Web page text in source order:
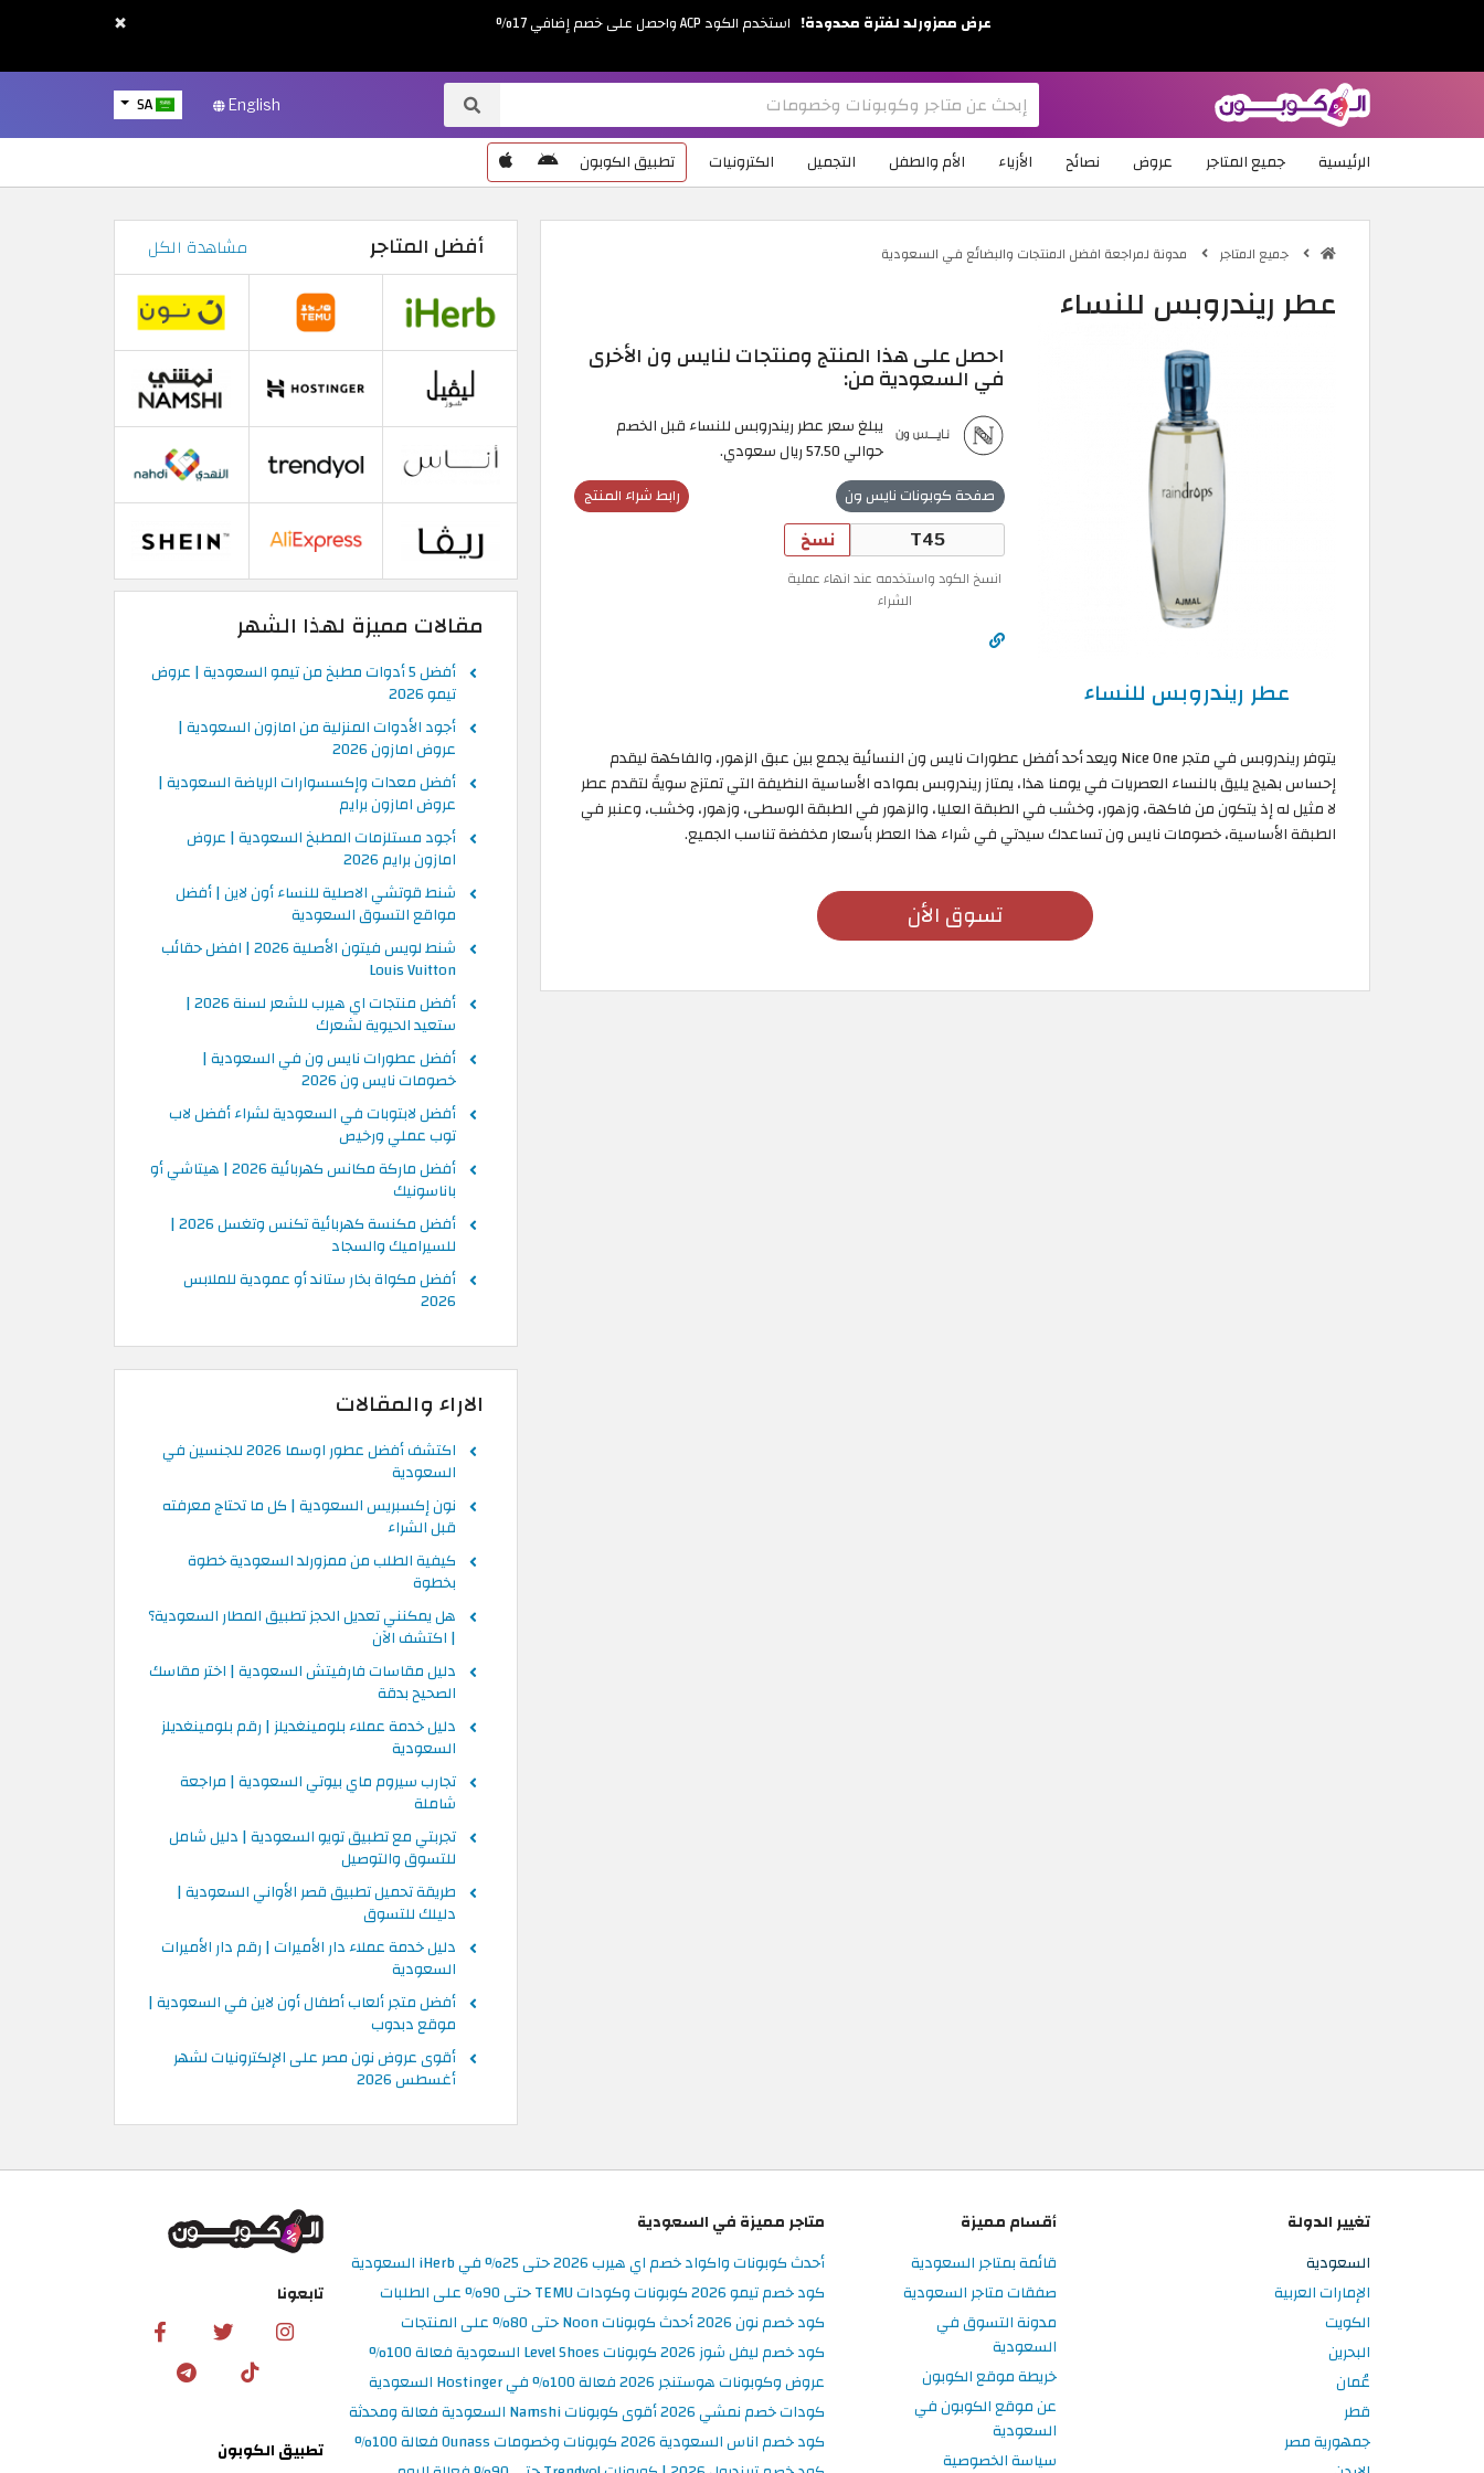
SA English
الرئيسية جميع المتاجر عروض نصائح الأزياء الأم والطفل التجميل الكترونيات تطبيق الكوبون
جميع المتاجر مدونة لمراجعة افضل المنتجات والبضائع في السعودية
عطر ريندروبس للنساء
عطر ريندروبس للنساء
احصل على هذا المنتج ومنتجات لنايس ون الأخرى
في السعودية من:
يبلغ سعر عطر ريندروبس للنساء قبل الخصم
حوالي 57.50 ريال سعودي.
رابط شراء المنتج صفحة كوبونات نايس ون
نسخ
انسخ الكود واستخدمه عند انهاء عملية
الشراء
يتوفر ريندروبس في متجر Nice One ويعد أحد أفضل عطورات نايس ون النسائية يجمع بين عبق الزهور، والفاكهة ليقدم
إحساس بهيج يليق بالنساء العصريات في يومنا هذا، يمتاز ريندروبس بمواده الأساسية النظيفة التي تمتزج سويةً لتقدم عطر
لا مثيل له إذ يتكون من فاكهة، وزهور، وخشب في الطبقة العليا، والزهور في الطبقة الوسطى، وزهور، وخشب، وعنبر في
الطبقة الأساسية، خصومات نايس ون تساعدك سيدتي في شراء هذا العطر بأسعار مخفضة تناسب الجميع.
تسوق الأن
أفضل المتاجر مشاهدة الكل
مقالات مميزة لهذا الشهر
أفضل 5 أدوات مطبخ من تيمو السعودية | عروض
تيمو 2026
أجود الأدوات المنزلية من امازون السعودية |
عروض امازون 2026
أفضل معدات وإكسسوارات الرياضة السعودية |
عروض امازون برايم
أجود مستلزمات المطبخ السعودية | عروض
امازون برايم 2026
شنط قوتشي الاصلية للنساء أون لاين | أفضل
مواقع التسوق السعودية
شنط لويس فيتون الأصلية 2026 | افضل حقائب
Louis Vuitton
أفضل منتجات اي هيرب للشعر لسنة 2026 |
ستعيد الحيوية لشعرك
أفضل عطورات نايس ون في السعودية |
خصومات نايس ون 2026
أفضل لابتوبات في السعودية لشراء أفضل لاب
توب عملي ورخيص
أفضل ماركة مكانس كهربائية 2026 | هيتاشي أو
باناسونيك
أفضل مكنسة كهربائية تكنس وتغسل 2026 |
للسيراميك والسجاد
أفضل مكواة بخار ستاند أو عمودية للملابس
2026
الاراء والمقالات
اكتشف أفضل عطور اوسما 2026 للجنسين في
السعودية
نون إكسبريس السعودية | كل ما تحتاج معرفته
قبل الشراء
كيفية الطلب من ممزورلد السعودية خطوة
بخطوة
هل يمكنني تعديل الحجز تطبيق المطار السعودية؟
| اكتشف الآن
دليل مقاسات فارفيتش السعودية | اختر مقاسك
الصحيح بدقة
دليل خدمة عملاء بلومينغديلز | رقم بلومينغديلز
السعودية
تجارب سيروم ماي بيوتي السعودية | مراجعة
شاملة
تجربتي مع تطبيق تويو السعودية | دليل شامل
للتسوق والتوصيل
طريقة تحميل تطبيق قصر الأواني السعودية |
دليلك للتسوق
دليل خدمة عملاء دار الأميرات | رقم دار الأميرات
السعودية
أفضل متجر ألعاب أطفال أون لاين في السعودية |
موقع دبدوب
أقوى عروض نون مصر على الإلكترونيات لشهر
أغسطس 2026
تغيير الدولة
السعودية
الإمارات العربية
الكويت
البحرين
عُمان
قطر
جمهورية مصر
أقسام مميزة
قائمة بمتاجر السعودية
صفقات متاجر السعودية
مدونة التسوق في
السعودية
خريطة موقع الكوبون
عن موقع الكوبون في
السعودية
سياسة الخصوصية
متاجر مميزة في السعودية
أحدث كوبونات واكواد خصم اي هيرب 2026 حتى 25% في iHerb السعودية
كود خصم تيمو 2026 كوبونات وكودات TEMU حتى 90% على الطلبات
كود خصم نون 2026 أحدث كوبونات Noon حتى 80% على المنتجات
كود خصم ليفل شوز 2026 كوبونات Level Shoes السعودية فعالة 100%
عروض وكوبونات هوستنجر 2026 فعالة 100% في Hostinger السعودية
كودات خصم نمشي 2026 أقوى كوبونات Namshi السعودية فعالة ومحدثة
كود خصم اناس السعودية 2026 كوبونات وخصومات Ounass فعالة 100%
تابعونا
تطبيق الكوبون
× عرض ممزورلد لفترة محدودة! استخدم الكود ACP واحصل على خصم إضافي 17%